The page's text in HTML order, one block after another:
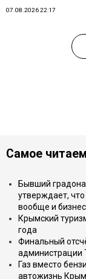
07.08.2026 22:17
Самое
Бывший
утверждает,
вообще и
Крымский
года
Финальный
администрации
Газ вместо
автожизнь